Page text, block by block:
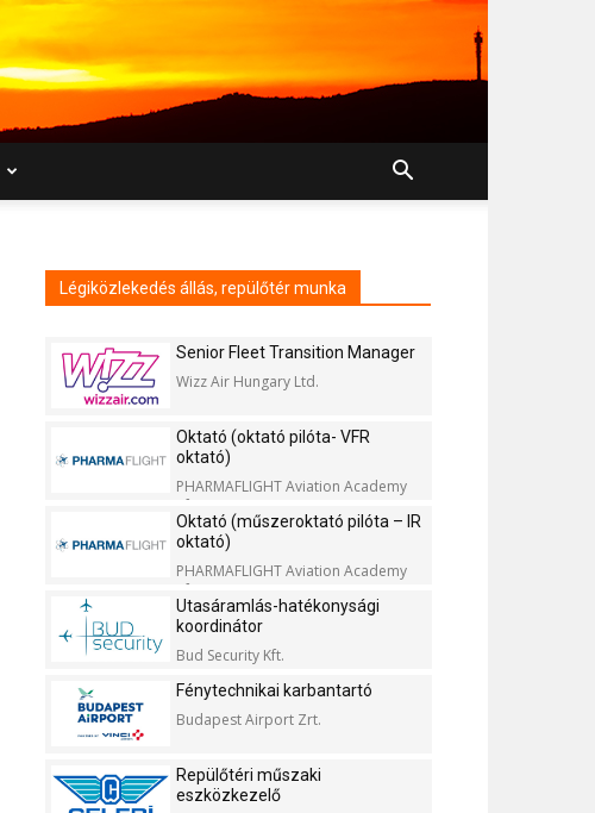
Légiközlekedés állás, repülőtér munka
Senior Fleet Transition Manager
Wizz Air Hungary Ltd.
Oktató (oktató pilóta- VFR
oktató)
PHARMAFLIGHT Aviation Academy
Kft.
Oktató (műszeroktató pilóta – IR
oktató)
PHARMAFLIGHT Aviation Academy
Kft.
Utasáramlás-hatékonysági
koordinátor
Bud Security Kft.
Fénytechnikai karbantartó
Budapest Airport Zrt.
Repülőtéri műszaki
eszközkezelő